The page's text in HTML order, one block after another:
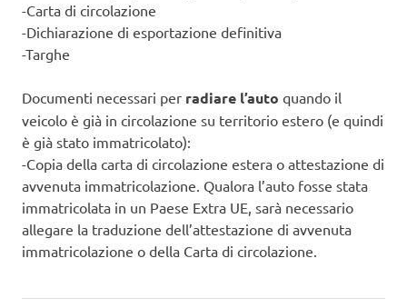
-Carta di circolazione
-Dichiarazione di esportazione definitiva
-Targhe
Documenti necessari per radiare l’auto quando il
veicolo è già in circolazione su territorio estero (e quindi
è già stato immatricolato):
-Copia della carta di circolazione estera o attestazione di
avvenuta immatricolazione. Qualora l’auto fosse stata
immatricolata in un Paese Extra UE, sarà necessario
allegare la traduzione dell’attestazione di avvenuta
immatricolazione o della Carta di circolazione.